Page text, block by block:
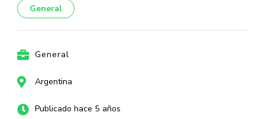
General
General
Argentina
Publicado hace 5 años